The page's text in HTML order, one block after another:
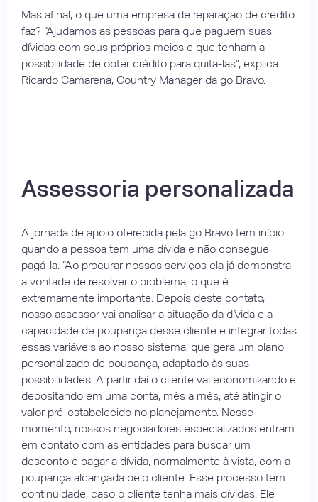
Mas afinal, o que uma empresa de reparação de crédito
faz? “Ajudamos as pessoas para que paguem suas
dívidas com seus próprios meios e que tenham a
possibilidade de obter crédito para quita-las”, explica
Ricardo Camarena, Country Manager da go Bravo.
Assessoria personalizada
A jornada de apoio oferecida pela go Bravo tem início
quando a pessoa tem uma dívida e não consegue
pagá-la. “Ao procurar nossos serviços ela já demonstra
a vontade de resolver o problema, o que é
extremamente importante. Depois deste contato,
nosso assessor vai analisar a situação da dívida e a
capacidade de poupança desse cliente e integrar todas
essas variáveis ao nosso sistema, que gera um plano
personalizado de poupança, adaptado às suas
possibilidades. A partir daí o cliente vai economizando e
depositando em uma conta, mês a mês, até atingir o
valor pré-estabelecido no planejamento. Nesse
momento, nossos negociadores especializados entram
em contato com as entidades para buscar um
desconto e pagar a dívida, normalmente à vista, com a
poupança alcançada pelo cliente. Esse processo tem
continuidade, caso o cliente tenha mais dívidas. Ele